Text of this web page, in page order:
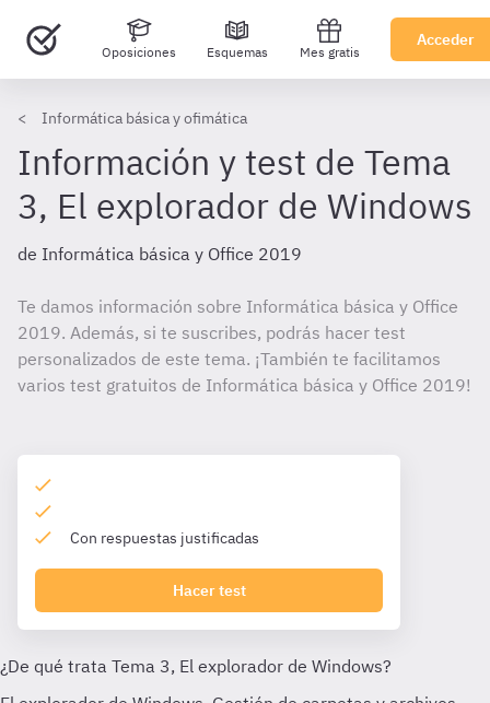
Oposiciones Esquemas Mes gratis
Acceder
Informática básica y ofimática
Información y test de Tema
3, El explorador de Windows
de Informática básica y Office 2019
Te damos información sobre Informática básica y Office
2019. Además, si te suscribes, podrás hacer test
personalizados de este tema. ¡También te facilitamos
varios test gratuitos de Informática básica y Office 2019!
Con respuestas justificadas
Hacer test